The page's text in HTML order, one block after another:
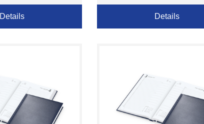
Details Details